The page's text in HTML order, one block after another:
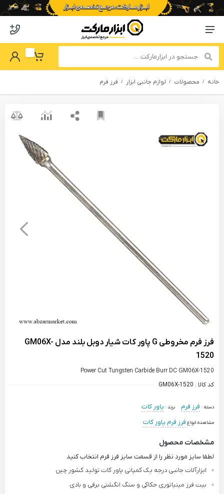
Menu Navigation
My Basket
Password
خانه محصولات لوازم جانبی ابزار فرز فرم
فرز فرم مخروطی G پاور کات شیار دوبل بلند مدل GM06X-
1520
Power Cut Tungsten Carbide Burr DC GM06X-1520
کد کالا : GM06X-1520
دسته : فرز فرم برند : پاور کات
مشاهده انواع فرز فرم پاور کات
مشخصات محصول
لطفا سایز مورد نظر را از قسمت سایز فرز فرم انتخاب کنید
ابزارآلات جانبی درجه یک کمپانی پاور کات تولید کشور چین
بیت فرز مینیاتوری حکاکی و سنگ انگشتی برقی و بادی